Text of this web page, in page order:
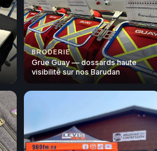
BRODERIE
Grue Guay — dossards haute
visibilité sur nos Barudan